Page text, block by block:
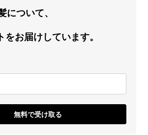
について、
をお届けしています。
無料で受け取る